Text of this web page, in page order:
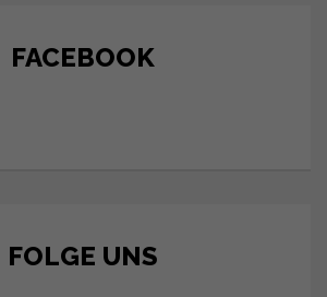
FACEBOOK
FOLGE UNS